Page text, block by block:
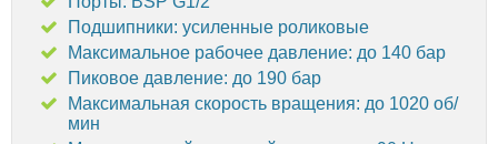
Подшипники: усиленные роликовые
Максимальное рабочее давление: до 140 бар
Пиковое давление: до 190 бар
Максимальная скорость вращения: до 1020 об/
мин